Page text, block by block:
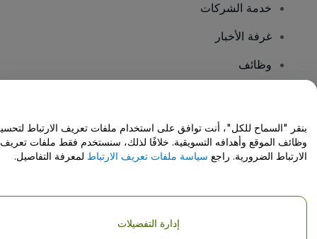
خدمة الشركات
غرفة الأخبار
وظائف
مركز المساعدة / اتصل بنا
حقوق النشر © شركة فياجوجو المحدودة 2026
تفاصيل الشركة
بنقر "السماح للكل"، أنت توافق على استخدام ملفات تعريف الارتباط
وظائف الموقع وأهدافه التسويقية. خلافًا لذلك، سنستخدم فقط ملفات تعريف
الارتباط الضرورية. راجع سياسة ملفات تعريف الارتباط لمعرفة التفاصيل.
إدارة التفضيلات